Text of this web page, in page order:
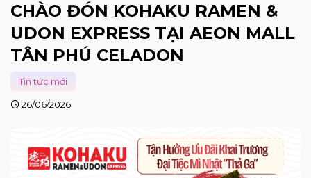
CHÀO ĐÓN KOHAKU RAMEN &
UDON EXPRESS TẠI AEON MALL
TÂN PHÚ CELADON
Tin tức mới
26/06/2026